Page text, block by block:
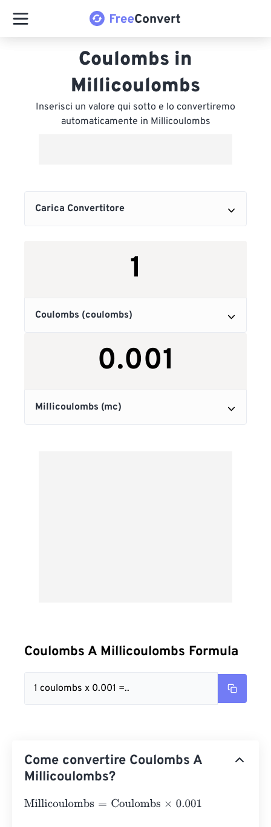
Coulombs in
Millicoulombs
Inserisci un valore qui sotto e lo convertiremo
automaticamente in Millicoulombs
Coulombs A Millicoulombs Formula
1 coulombs x 0.001 =..
Come convertire Coulombs A
Millicoulombs?
Millicoulombs=Coulombs×0.001